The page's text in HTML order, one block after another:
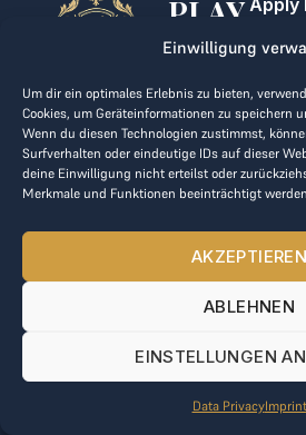
Einwilligung
Um dir ein optimales Erlebnis zu bieten,
Cookies, um Geräteinformationen zu speichern
Wenn du diesen Technologien zustimmst,
Surfverhalten oder eindeutige IDs auf dieser
deine Einwilligung nicht erteilst oder
Merkmale und Funktionen beeinträchtigt
AKZEPTIEREN
ABLEHNEN
EINSTELLUNGEN
Data PrivacyImprint
PLAY
GOLF,
MAKE
Apply
Data
kontakt@the-loge.com
Our friendly team is here to help.
Mon-Fri from 8am to 5pm.
© 2025 The LOGE. All rights